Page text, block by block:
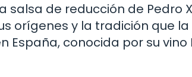
de reducción de Pedro
orígenes y la tradición que la
España, conocida por su vino